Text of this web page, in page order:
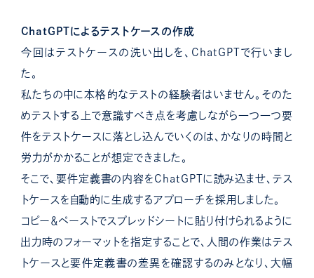
ChatGPTによるテストケースの作成
今回はテストケースの洗い出しを、ChatGPTで行いまし
た。
私たちの中に本格的なテストの経験者はいません。そのた
めテストする上で意識すべき点を考慮しながら一つ一つ要
件をテストケースに落とし込んでいくのは、かなりの時間と
労力がかかることが想定できました。
そこで、要件定義書の内容をChatGPTに読み込ませ、テス
トケースを自動的に生成するアプローチを採用しました。
コピー＆ペーストでスプレッドシートに貼り付けられるように
出力時のフォーマットを指定することで、人間の作業はテス
トケースと要件定義書の差異を確認するのみとなり、大幅